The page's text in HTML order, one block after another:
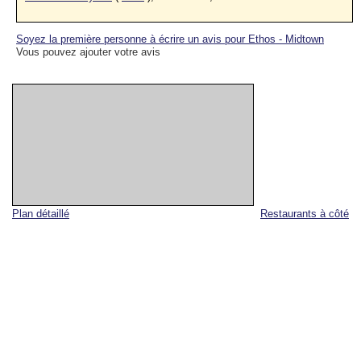
Restaurants à côté
Plan détaillé
Soyez la première personne à écrire un avis pour Ethos - Midtown
Vous pouvez ajouter votre avis